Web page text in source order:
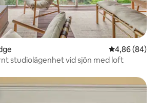
4,86 av 5 i
4,86 (84)
studiolägenhet vid sjön med loft